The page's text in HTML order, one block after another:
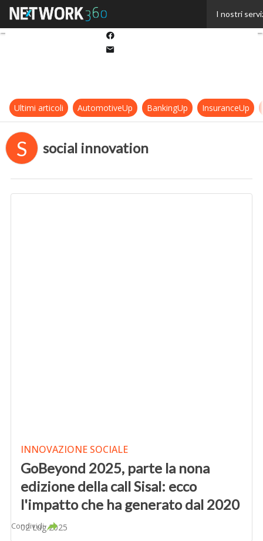
I nostri
Ultimi articoli AutomotiveUp BankingUp InsuranceUp
S social innovation
INNOVAZIONE SOCIALE
GoBeyond 2025, parte la nona
edizione della call Sisal: ecco
l'impatto che ha generato dal 2020
02 Lug 2025
Condividi